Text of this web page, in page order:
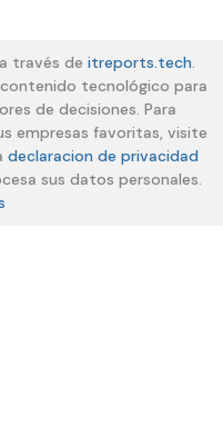
través de itreports.tech.
tecnológico para
de decisiones. Para
empresas favoritas, visite
declaracion de privacidad
sus datos personales.